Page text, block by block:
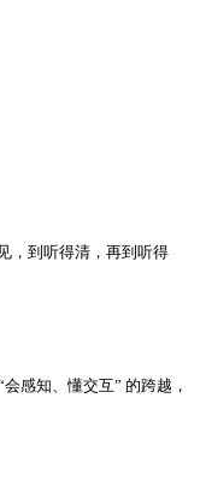
，到听得清，再到听得
感知、懂交互” 的跨越，